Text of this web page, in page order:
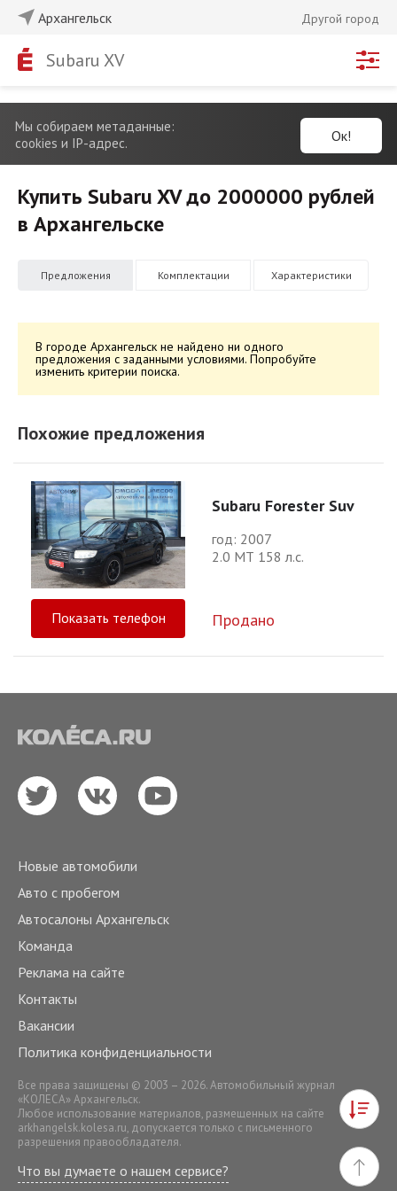
Архангельск Другой город
Subaru XV
Мы собираем метаданные:
cookies и IP-адрес.
Ок!
Купить Subaru XV до 2000000 рублей
в Архангельске
Предложения Комплектации Характеристики
В городе Архангельск не найдено ни одного
предложения с заданными условиями. Попробуйте
изменить критерии поиска.
Похожие предложения
Subaru Forester Suv
год: 2007
2.0 МТ 158 л.с.
Показать телефон Продано
Новые автомобили
Авто с пробегом
Автосалоны Архангельск
Команда
Реклама на сайте
Контакты
Вакансии
Политика конфиденциальности
Все права защищены © 2003 – 2026. Автомобильный журнал
«КОЛЕСА» Архангельск.
Любое использование материалов, размещенных на сайте
arkhangelsk.kolesa.ru, допускается только с письменного
разрешения правообладателя.
Что вы думаете о нашем сервисе?